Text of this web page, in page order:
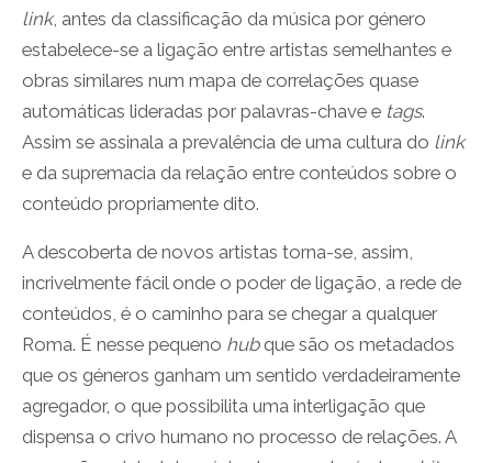
link, antes da classificação da música por género
estabelece-se a ligação entre artistas semelhantes e
obras similares num mapa de correlações quase
automáticas lideradas por palavras-chave e tags.
Assim se assinala a prevalência de uma cultura do link
e da supremacia da relação entre conteúdos sobre o
conteúdo propriamente dito.
A descoberta de novos artistas torna-se, assim,
incrivelmente fácil onde o poder de ligação, a rede de
conteúdos, é o caminho para se chegar a qualquer
Roma. É nesse pequeno hubque são os metadados
que os géneros ganham um sentido verdadeiramente
agregador, o que possibilita uma interligação que
dispensa o crivo humano no processo de relações. A